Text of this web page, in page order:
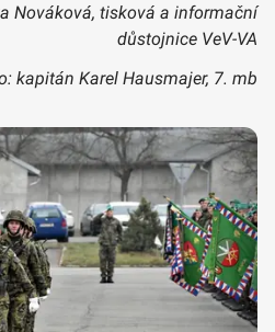
Nováková, tisková a informační
důstojnice VeV-VA
kapitán Karel Hausmajer, 7. mb